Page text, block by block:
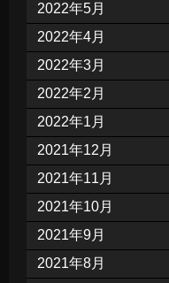
2022年5月
2022年4月
2022年3月
2022年2月
2022年1月
2021年12月
2021年11月
2021年10月
2021年9月
2021年8月